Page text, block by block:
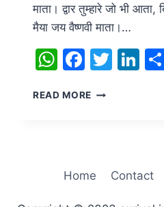
माता। द्वार तुम्हारे जो भी
मैया जय वैष्णवी माता।…
WhatsApp
READ MORE वैष्णो
Home Contact